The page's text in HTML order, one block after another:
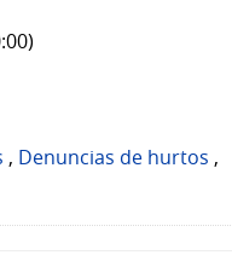
, Denuncias de hurtos ,